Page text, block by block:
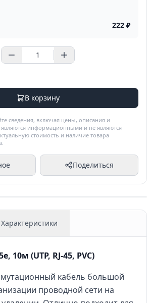
222 ₽
В корзину
сведения, включая цены, описания и
информационными и не являются
стоимость и наличие товара
Поделиться
Характеристики
10м (UTP, RJ-45, PVC)
кабель большой
проводной сети на